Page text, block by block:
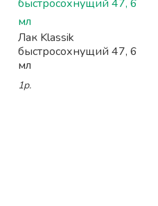
Лак Klassik
быстросохнущий 47, 6
мл
1р.